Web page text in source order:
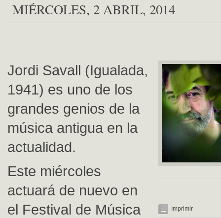
MIÉRCOLES, 2 ABRIL, 2014
Imprimir
Jordi Savall (Igualada,
1941) es uno de los
grandes genios de la
música antigua en la
actualidad.
Este miércoles
actuará de nuevo en
el Festival de Música